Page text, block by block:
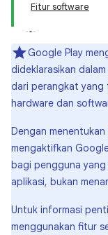
Fitur software
Google Play
dideklarasikan
dari perangkat yang
hardware dan
Dengan
mengaktifkan
bagi pengguna
aplikasi, bukan
Untuk informasi
menggunakan fitur